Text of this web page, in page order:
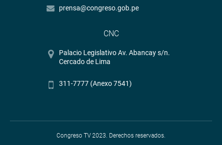
prensa@congreso.gob.pe
CNC
Palacio Legislativo Av. Abancay s/n.
Cercado de Lima
311-7777 (Anexo 7541)
Congreso TV 2023. Derechos reservados.